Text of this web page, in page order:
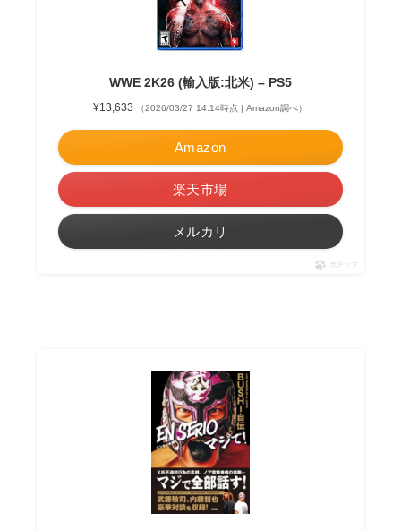
WWE 2K26 (輸入版:北米) – PS5
¥13,633 （2026/03/27 14:14時点 | Amazon調べ）
Amazon
楽天市場
メルカリ
ポチップ